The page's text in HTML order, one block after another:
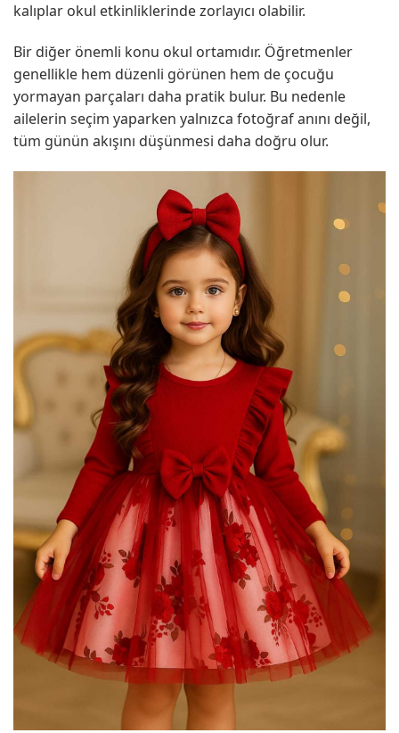
kalıplar okul etkinliklerinde zorlayıcı olabilir.
Bir diğer önemli konu okul ortamıdır. Öğretmenler
genellikle hem düzenli görünen hem de çocuğu
yormayan parçaları daha pratik bulur. Bu nedenle
ailelerin seçim yaparken yalnızca fotoğraf anını değil,
tüm günün akışını düşünmesi daha doğru olur.